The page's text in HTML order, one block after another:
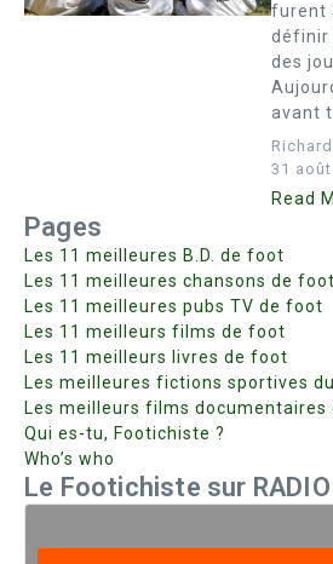
furent
définir
des
avant
31
Read
Pages
Les 11 meilleures B.D. de foot
Les 11 meilleures chansons de foot
Les 11 meilleures pubs TV de foot
Les 11 meilleurs films de foot
Les 11 meilleurs livres de foot
Les meilleures fictions sportives
Les meilleurs films documentaires
Qui es-tu, Footichiste ?
Who’s who
Le Footichiste sur RADIO